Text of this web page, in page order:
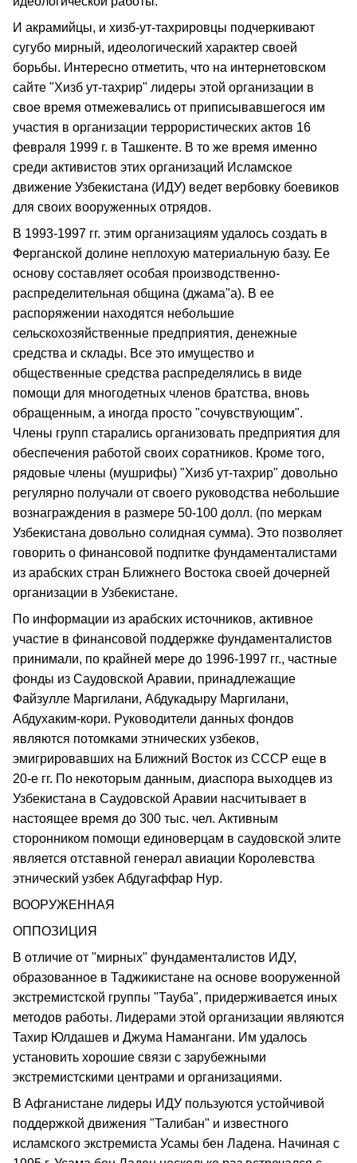
И акрамийцы, и хизб-ут-тахрировцы подчеркивают
сугубо мирный, идеологический характер своей
борьбы. Интересно отметить, что на интернетовском
сайте "Хизб ут-тахрир" лидеры этой организации в
свое время отмежевались от приписывавшегося им
участия в организации террористических актов 16
февраля 1999 г. в Ташкенте. В то же время именно
среди активистов этих организаций Исламское
движение Узбекистана (ИДУ) ведет вербовку боевиков
для своих вооруженных отрядов.
В 1993-1997 гг. этим организациям удалось создать в
Ферганской долине неплохую материальную базу. Ее
основу составляет особая производственно-
распределительная община (джама"a). В ее
распоряжении находятся небольшие
сельскохозяйственные предприятия, денежные
средства и склады. Все это имущество и
общественные средства распределялись в виде
помощи для многодетных членов братства, вновь
обращенным, а иногда просто "сочувствующим".
Члены групп старались организовать предприятия для
обеспечения работой своих соратников. Кроме того,
рядовые члены (мушрифы) "Хизб ут-тахрир" довольно
регулярно получали от своего руководства небольшие
вознаграждения в размере 50-100 долл. (по меркам
Узбекистана довольно солидная сумма). Это позволяет
говорить о финансовой подпитке фундаменталистами
из арабских стран Ближнего Востока своей дочерней
организации в Узбекистане.
По информации из арабских источников, активное
участие в финансовой поддержке фундаменталистов
принимали, по крайней мере до 1996-1997 гг., частные
фонды из Саудовской Аравии, принадлежащие
Файзулле Маргилани, Абдукадыру Маргилани,
Абдухаким-кори. Руководители данных фондов
являются потомками этнических узбеков,
эмигрировавших на Ближний Восток из СССР еще в
20-е гг. По некоторым данным, диаспора выходцев из
Узбекистана в Саудовской Аравии насчитывает в
настоящее время до 300 тыс. чел. Активным
сторонником помощи единоверцам в саудовской элите
является отставной генерал авиации Королевства
этнический узбек Абдугаффар Нур.
ВООРУЖЕННАЯ
ОППОЗИЦИЯ
В отличие от "мирных" фундаменталистов ИДУ,
образованное в Таджикистане на основе вооруженной
экстремистской группы "Тауба", придерживается иных
методов работы. Лидерами этой организации являются
Тахир Юлдашев и Джума Намангани. Им удалось
установить хорошие связи с зарубежными
экстремистскими центрами и организациями.
В Афганистане лидеры ИДУ пользуются устойчивой
поддержкой движения "Талибан" и известного
исламского экстремиста Усамы бен Ладена. Начиная с